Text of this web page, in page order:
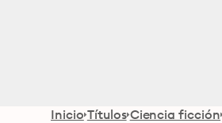
Inicio Títulos Ciencia ficción